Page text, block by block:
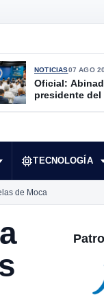
NOTICIAS07 AGO
Oficial:
presidente del
TECNOLOGÍA
de Moca